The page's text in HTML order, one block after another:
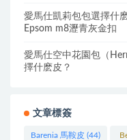
愛馬仕凱莉包包選擇什
Epsom m8瀝青灰金扣
愛馬仕空中花園包（
擇什麽皮？
文章標簽
Barenia 馬鞍皮 (44)